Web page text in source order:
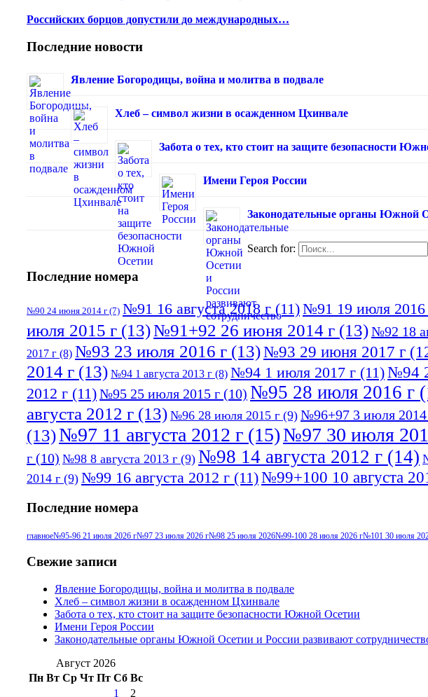
Российских борцов допустили до международных…
Последние новости
Явление Богородицы, война и молитва в подвале
Хлеб – символ жизни в осажденном Цхинвале
Забота о тех, кто стоит на защите безопасности
Имени Героя России
Законодательные органы Южной
Search for:
Последние номера
№90 24 июня 2014 г (7) №91 16 августа 2018 г (11)№91 19 июля 2016
июля 2015 г (13)№91+92 26 июня 2014 г (13)№92 18
2017 г (8) №93 23 июля 2016 г (13)№93 29 июня 2017 г
2014 г (13) №94 1 августа 2013 г (8) №94 1 июля 2017 г (11)№94
2012 г (11)№95 25 июля 2015 г (10) №95 28 июля 2016 г
августа 2012 г (13) №96 28 июля 2015 г (9) №96+97 3 июля 2014
(13)№97 11 августа 2012 г (15)№97 30 июля
г (10) №98 8 августа 2013 г (9) №98 14 августа 2012 г (14)
2014 г (9) №99 16 августа 2012 г (11)№99+100 10 августа
Последние номера
главное№95-96 21 июля 2026 г№97 23 июля 2026 г№98 25 июля 2026№99-100 28 июля 2026 г№101 30 июля
Свежие записи
Явление Богородицы, война и молитва в подвале
Хлеб – символ жизни в осажденном Цхинвале
Забота о тех, кто стоит на защите безопасности Южной Осетии
Имени Героя России
Законодательные органы Южной Осетии и России развивают
Август 2026
Пн Вт Ср Чт Пт Сб Вс
1
2